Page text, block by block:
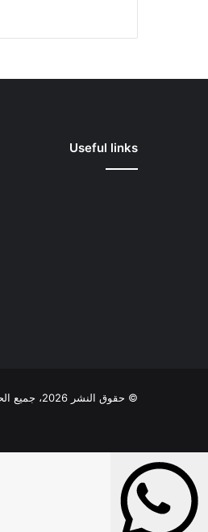
Useful links
© حقوق النشر 2026، جميع الحقوق محفوظة |